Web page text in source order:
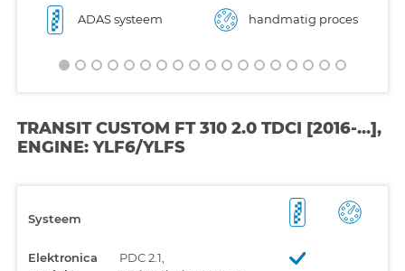
ADAS systeem handmatig proces
TRANSIT CUSTOM FT 310 2.0 TDCI [2016-...],
ENGINE: YLF6/YLFS
Systeem
Elektronica
PDC 2.1,